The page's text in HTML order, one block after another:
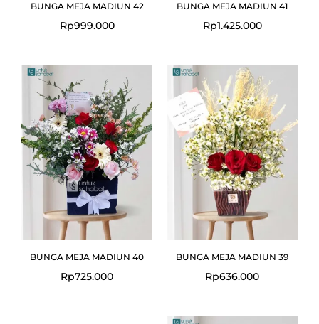
BUNGA MEJA MADIUN 42
Rp999.000
BUNGA MEJA MADIUN 41
Rp1.425.000
BUNGA MEJA MADIUN 40
Rp725.000
BUNGA MEJA MADIUN 39
Rp636.000